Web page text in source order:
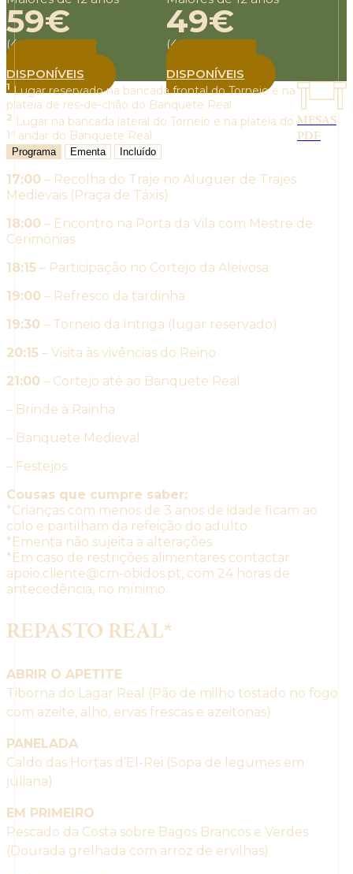
59€
(4 aos 11 anos)
DISPONÍVEIS
49€
(4 aos 11 anos)
BILHETES
DISPONÍVEIS
1Lugar reservado na bancada frontal do Torneio e na
plateia de rés-de-chão do Banquete Real
2 Lugar na bancada lateral do Torneio e na plateia do
1º andar do Banquete Real
MESAS
PDF
Programa Ementa Incluído
17:00 – Recolha do Traje no Aluguer de Trajes
Medievais (Praça de Táxis)
18:00 – Encontro na Porta da Vila com Mestre de
Cerimónias
18:15 – Participação no Cortejo da Aleivosa
19:00 – Refresco da tardinha
19:30 – Torneio da Intriga (lugar reservado)
20:15 – Visita às vivências do Reino
21:00 – Cortejo até ao Banquete Real
– Brinde à Rainha
– Banquete Medieval
– Festejos
Cousas que cumpre saber:
*Crianças com menos de 3 anos de idade ficam ao
colo e partilham da refeição do adulto
*Ementa não sujeita a alterações
*Em caso de restrições alimentares contactar
apoio.cliente@cm-obidos.pt, com 24 horas de
antecedência, no mínimo.
REPASTO REAL*
ABRIR O APETITE
Tiborna do Lagar Real (Pão de milho tostado no fogo
com azeite, alho, ervas frescas e azeitonas)
PANELADA
Caldo das Hortas d’El-Rei (Sopa de legumes em
juliana)
EM PRIMEIRO
Pescado da Costa sobre Bagos Brancos e Verdes
(Dourada grelhada com arroz de ervilhas)